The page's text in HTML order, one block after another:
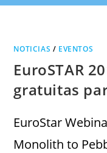
NOTICIAS / EVENTOS
EuroSTAR
gratuitas
EuroStar
Monolith to